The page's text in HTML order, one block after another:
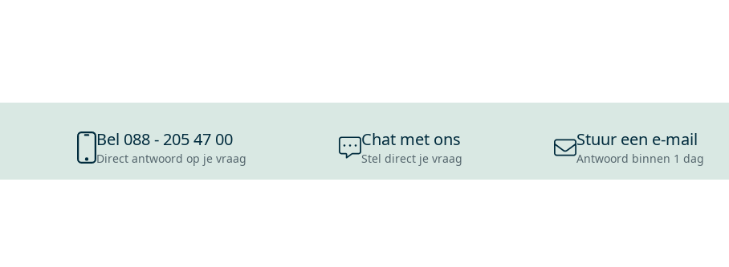
Bel 088 - 205 47 00
Direct antwoord op je vraag
Chat met ons
Stel direct je vraag
Stuur een e-mail
Antwoord binnen 1 dag